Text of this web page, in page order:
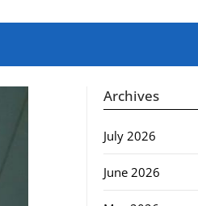
Archives
July 2026
June 2026